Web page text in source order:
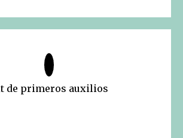
de primeros auxilios